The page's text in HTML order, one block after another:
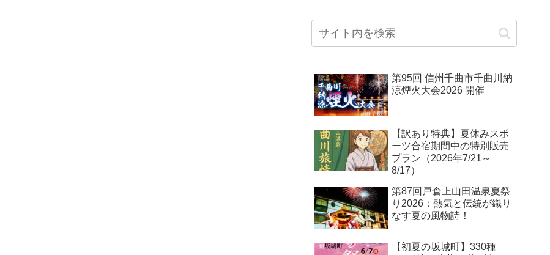
第95回 信州千曲市千曲川納
涼煙火大会2026 開催
【訳あり特典】夏休みスポ
ーツ合宿期間中の特別販売
プラン（2026年7/21～
8/17）
第87回戸倉上山田温泉夏祭
り2026：熱気と伝統が織り
なす夏の風物詩！
【初夏の坂城町】330種